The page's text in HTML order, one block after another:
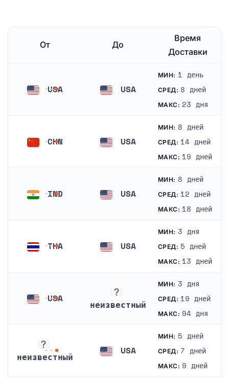
От До
Время
Доставки
USA USA
МИН: 1 день
СРЕД: 8 дней
МАКС: 23 дня
CHN USA
МИН: 8 дней
СРЕД: 14 дней
МАКС: 19 дней
IND USA
МИН: 8 дней
СРЕД: 12 дней
МАКС: 18 дней
THA USA
МИН: 3 дня
СРЕД: 5 дней
МАКС: 13 дней
USA
неизвестный
МИН: 3 дня
СРЕД: 19 дней
МАКС: 94 дня
неизвестный
USA
МИН: 5 дней
СРЕД: 7 дней
МАКС: 9 дней